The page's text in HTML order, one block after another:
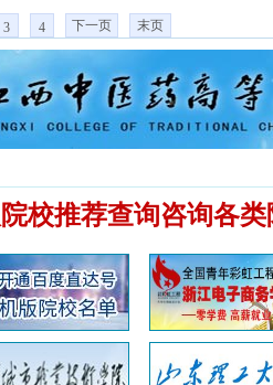
3 4 下一页 末页
校推荐查询咨询各